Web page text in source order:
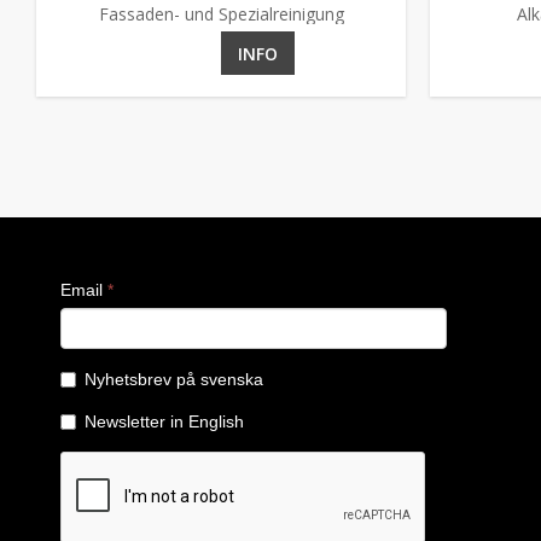
Fassaden- und Spezialreinigung
INFO